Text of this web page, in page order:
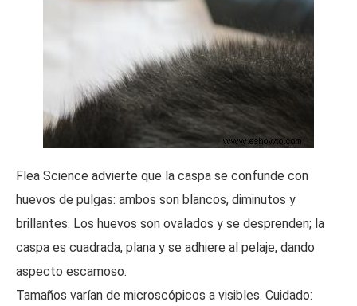
Flea Science advierte que la caspa se confunde con
huevos de pulgas: ambos son blancos, diminutos y
brillantes. Los huevos son ovalados y se desprenden; la
caspa es cuadrada, plana y se adhiere al pelaje, dando
aspecto escamoso.
Tamaños varían de microscópicos a visibles. Cuidado: